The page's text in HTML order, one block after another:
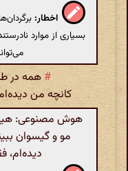
اخطار:
بسیاری از موارد
#همه در
کانچه من
هوش مصنوعی: هیچ
مو و گیسوان